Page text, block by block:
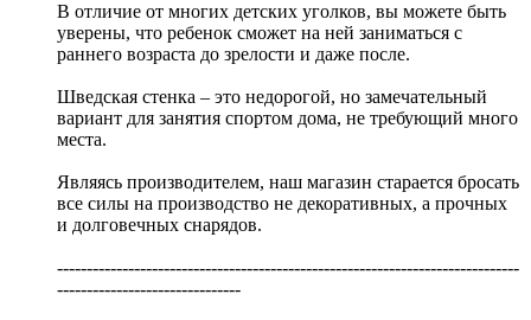
В отличие от многих детских уголков, вы можете быть
уверены, что ребенок сможет на ней заниматься с
раннего возраста до зрелости и даже после.
Шведская стенка – это недорогой, но замечательный
вариант для занятия спортом дома, не требующий много
места.
Являясь производителем, наш магазин старается бросать
все силы на производство не декоративных, а прочных
и долговечных снарядов.
------------------------------------------------------------------------------
-------------------------------